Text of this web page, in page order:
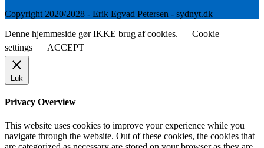
Copyright 2020/2028 - Erik Egvad Petersen - sydnyt.dk
Denne hjemmeside gør IKKE brug af cookies.
Cookie
settings
ACCEPT
Luk
Privacy Overview
This website uses cookies to improve your experience while you
navigate through the website. Out of these cookies, the cookies that